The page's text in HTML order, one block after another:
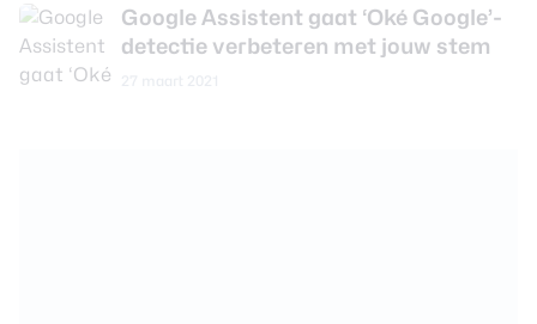
Google Assistent gaat ‘Oké Google’-
detectie verbeteren met jouw stem